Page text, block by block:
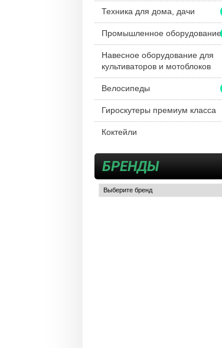
Техника для дома, дачи
Промышленное оборудование
Навесное оборудование для
культиваторов и мотоблоков
Велосипеды
Гироскутеры премиум класса
Коктейли
БРЕНДЫ